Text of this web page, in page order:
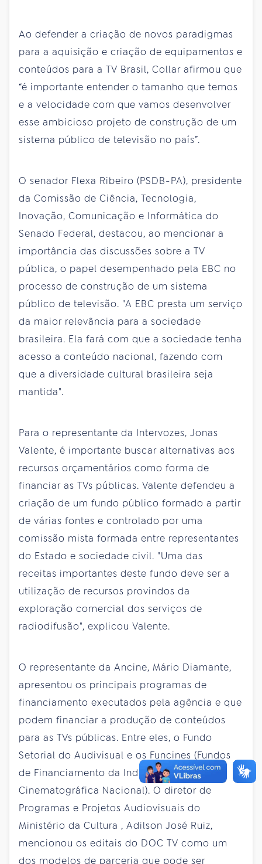
Ao defender a criação de novos paradigmas
para a aquisição e criação de equipamentos e
conteúdos para a TV Brasil, Collar afirmou que
“é importante entender o tamanho que temos
e a velocidade com que vamos desenvolver
esse ambicioso projeto de construção de um
sistema público de televisão no país”.
O senador Flexa Ribeiro (PSDB-PA), presidente
da Comissão de Ciência, Tecnologia,
Inovação, Comunicação e Informática do
Senado Federal, destacou, ao mencionar a
importância das discussões sobre a TV
pública, o papel desempenhado pela EBC no
processo de construção de um sistema
público de televisão. "A EBC presta um serviço
da maior relevância para a sociedade
brasileira. Ela fará com que a sociedade tenha
acesso a conteúdo nacional, fazendo com
que a diversidade cultural brasileira seja
mantida".
Para o representante da Intervozes, Jonas
Valente, é importante buscar alternativas aos
recursos orçamentários como forma de
financiar as TVs públicas. Valente defendeu a
criação de um fundo público formado a partir
de várias fontes e controlado por uma
comissão mista formada entre representantes
do Estado e sociedade civil. "Uma das
receitas importantes deste fundo deve ser a
utilização de recursos provindos da
exploração comercial dos serviços de
radiodifusão", explicou Valente.
O representante da Ancine, Mário Diamante,
apresentou os principais programas de
financiamento executados pela agência e que
podem financiar a produção de conteúdos
para as TVs públicas. Entre eles, o Fundo
Setorial do Audivisual e os Funcines (Fundos
de Financiamento da Indústria
Cinematográfica Nacional). O diretor de
Programas e Projetos Audiovisuais do
Ministério da Cultura , Adilson José Ruiz,
mencionou os editais do DOC TV como um
dos modelos de parceria que pode ser